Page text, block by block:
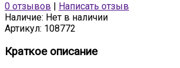
0 отзывов
Написать отзыв
Наличие: Нет в наличии
Артикул: 108772
Краткое описание